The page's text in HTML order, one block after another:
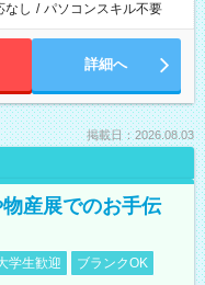
なし / パソコンスキル不要
詳細へ
掲載日：2026.08.03
物産展でのお手伝
学生歓迎
ブランクOK